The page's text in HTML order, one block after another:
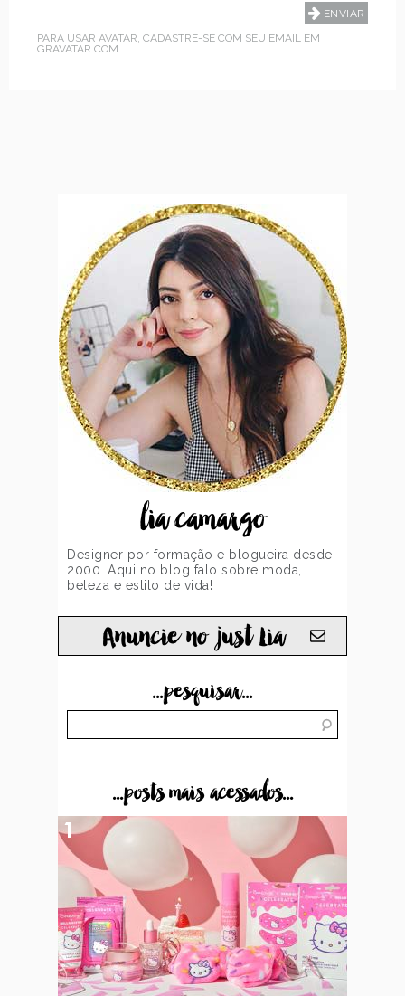
PARA USAR AVATAR, CADASTRE-SE COM SEU EMAIL EM
GRAVATAR.COM
lia camargo
Designer por formação e blogueira desde
2000. Aqui no blog falo sobre moda,
beleza e estilo de vida!
Anuncie no just Lia
...pesquisar...
...posts mais acessados...
1